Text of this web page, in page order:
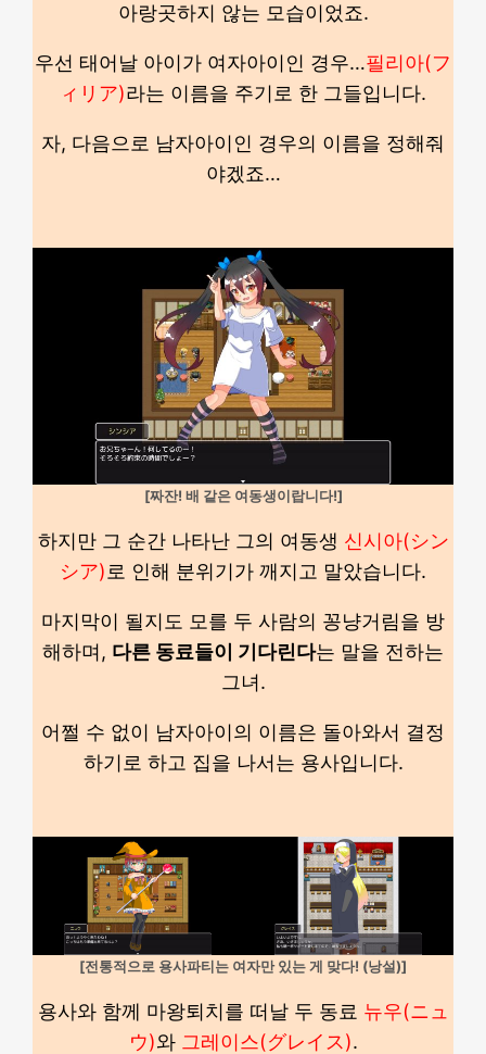
아랑곳하지 않는 모습이었죠.
우선 태어날 아이가 여자아이인 경우…필리아(フ
ィリア)라는 이름을 주기로 한 그들입니다.
자, 다음으로 남자아이인 경우의 이름을 정해줘
야겠죠…
[짜잔! 배 같은 여동생이랍니다!]
하지만 그 순간 나타난 그의 여동생 신시아(シン
シア) 로 인해 분위기가 깨지고 말았습니다.
마지막이 될지도 모를 두 사람의 꽁냥거림을 방
해하며, 다른 동료들이 기다린다는 말을 전하는
그녀.
어쩔 수 없이 남자아이의 이름은 돌아와서 결정
하기로 하고 집을 나서는 용사입니다.
[전통적으로 용사파티는 여자만 있는 게 맞다! (낭설)]
용사와 함께 마왕퇴치를 떠날 두 동료 뉴우(ニュ
ウ)와 그레이스(グレイス).